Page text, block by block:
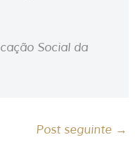
Social da
Post seguinte →